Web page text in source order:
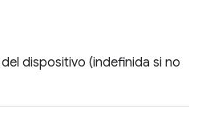
dispositivo (indefinida si no